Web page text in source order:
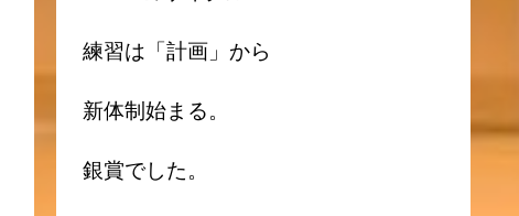
練習は「計画」から
新体制始まる。
銀賞でした。